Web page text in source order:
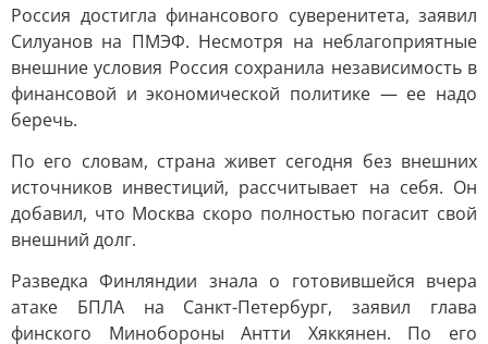
Россия достигла финансового суверенитета, заявил
Силуанов на ПМЭФ. Несмотря на неблагоприятные
внешние условия Россия сохранила независимость в
финансовой и экономической политике — ее надо
беречь.
По его словам, страна живет сегодня без внешних
источников инвестиций, рассчитывает на себя. Он
добавил, что Москва скоро полностью погасит свой
внешний долг.
Разведка Финляндии знала о готовившейся вчера
атаке БПЛА на Санкт-Петербург, заявил глава
финского Минобороны Антти Хяккянен. По его